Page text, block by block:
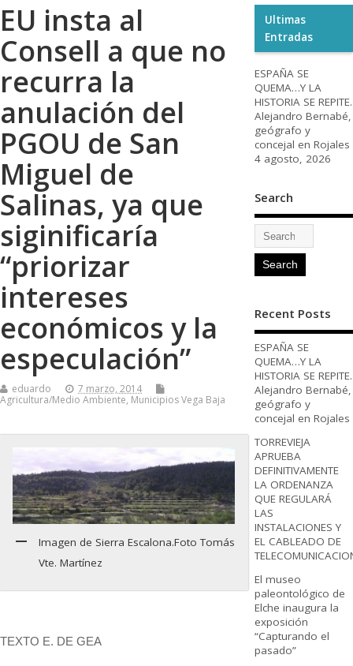
EU insta al
Consell a que no
recurra la
anulación del
PGOU de San
Miguel de
Salinas, ya que
siginificaría
“priorizar
intereses
económicos y la
especulación”
eduardo
7 marzo, 2014
Agricultura/Medio Ambiente, Municipios Vega Baja
Imagen de Sierra Escalona.Foto Tomás
Vte. Martínez
TEXTO E. DE GEA
Ultimas
Entradas
ESPAÑA SE
QUEMA…Y LA
HISTORIA SE REPITE.
Alejandro Bernabé,
geógrafo y
concejal en Rojales
4 agosto, 2026
Search
Recent Posts
ESPAÑA SE
QUEMA…Y LA
HISTORIA SE REPITE.
Alejandro Bernabé,
geógrafo y
concejal en Rojales
TORREVIEJA
APRUEBA
DEFINITIVAMENTE
LA ORDENANZA
QUE REGULARÁ
LAS
INSTALACIONES Y
EL CABLEADO DE
El museo
paleontológico de
Elche inaugura la
exposición
“Capturando el
pasado”